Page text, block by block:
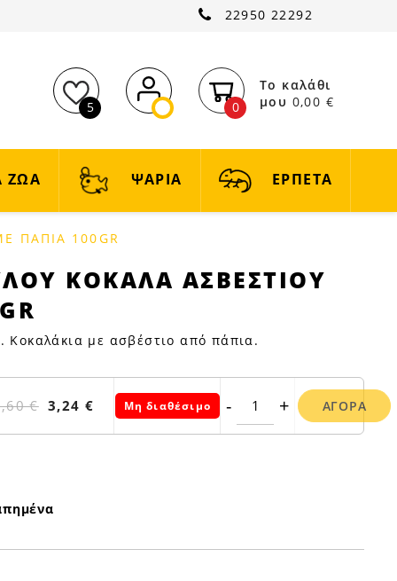
22950 22292
5 0
Το καλάθι
μου 0,00 €
ΖΩΑ ΨΑΡΙΑ ΕΡΠΕΤΑ
ΠΑΠΙΑ 100GR
ΚΟΚΑΛΑ ΑΣΒΕΣΤΙΟΥ
Κοκαλάκια με ασβέστιο από πάπια.
€ 3,24 € Μη διαθέσιμο - + ΑΓΟΡΆ